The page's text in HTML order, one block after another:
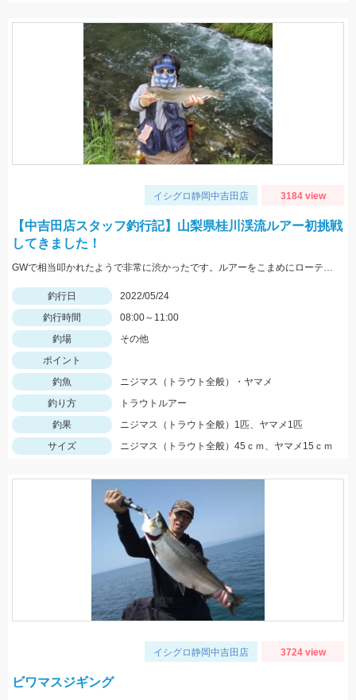
イシグロ静岡中吉田店 3184 view
【中吉田店スタッフ釣行記】山梨県桂川渓流ルアー初挑戦
してきました！
GWで相当叩かれたようで非常に渋かったです。ルアーをこまめにローテーションして何とかニジマスに出会えました。
釣行日
2022/05/24
釣行時間
08:00～11:00
釣場
その他
ポイント
釣魚
ニジマス（トラウト全般）・ヤマメ
釣り方
トラウトルアー
釣果
ニジマス（トラウト全般）1匹、ヤマメ1匹
サイズ
ニジマス（トラウト全般）45ｃｍ、ヤマメ15ｃｍ
イシグロ静岡中吉田店 3724 view
ビワマスジギング